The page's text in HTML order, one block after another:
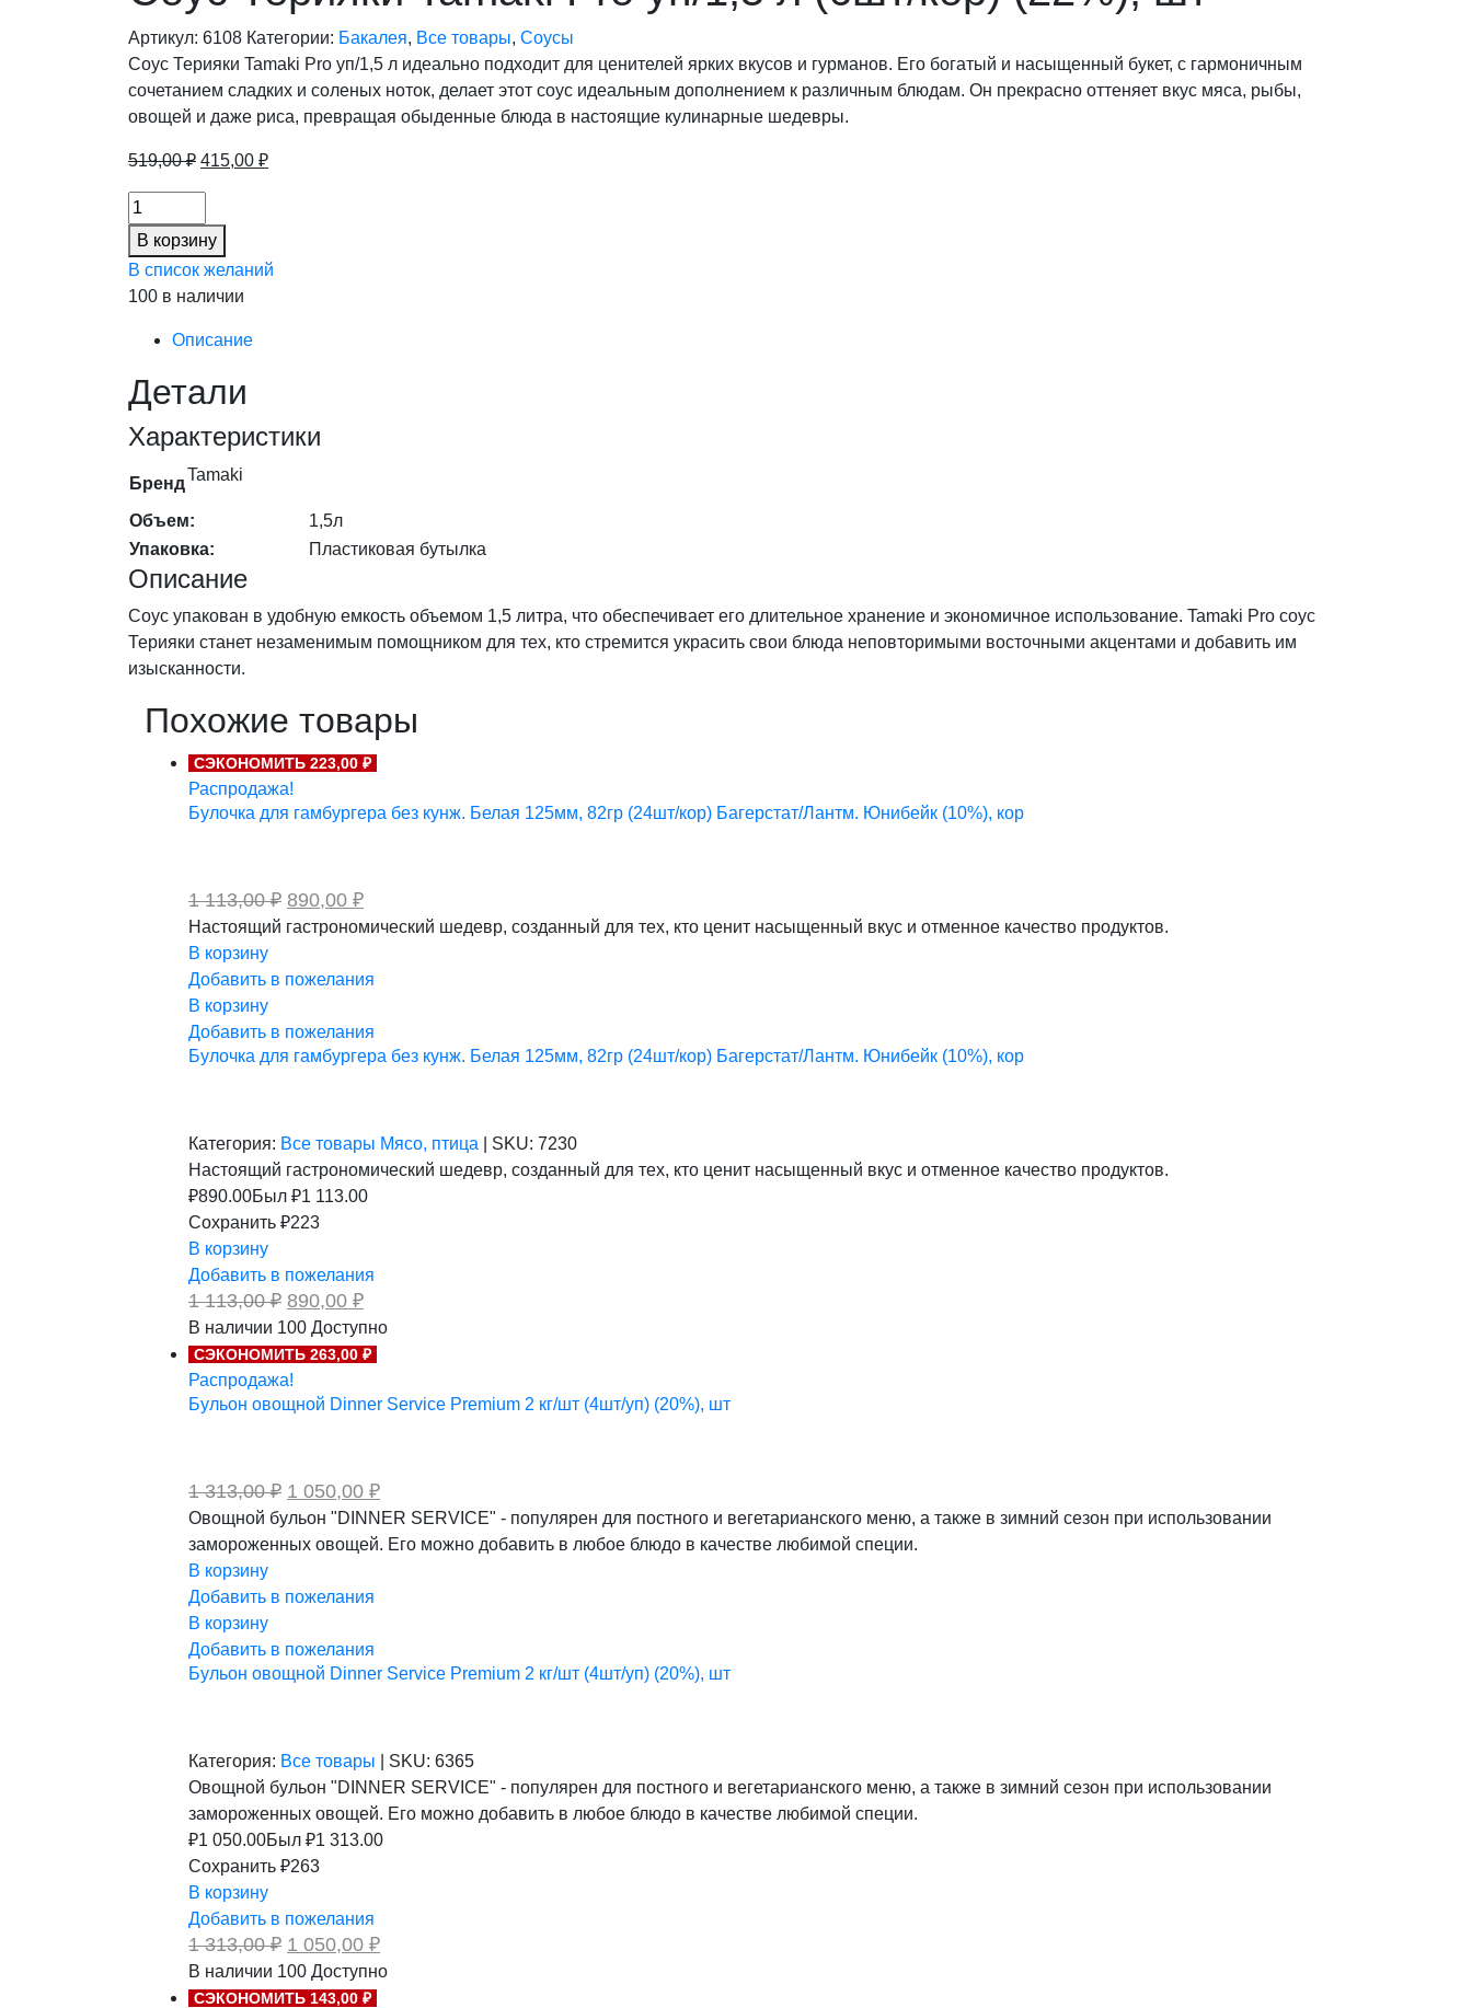
Артикул: 6108 Категории: Бакалея, Все товары, Соусы
Соус Терияки Tamaki Pro уп/1,5 л идеально подходит для ценителей ярких вкусов и гурманов. Его богатый и насыщенный букет, с гармоничным
сочетанием сладких и соленых ноток, делает этот соус идеальным дополнением к различным блюдам. Он прекрасно оттеняет вкус мяса, рыбы,
овощей и даже риса, превращая обыденные блюда в настоящие кулинарные шедевры.
519,00₽ Первоначальная
519,00 ₽.
415,00 ₽Текущая
Соус
Терияки
Tamaki
Pro
уп/1,5
кор)
(22%),
шт
количество
В корзину
В список желаний
100 в наличии
Описание
Детали
Характеристики
БрендTamaki
Объем:
1,5л
Упаковка:
Пластиковая бутылка
Описание
Соус упакован в удобную емкость объемом 1,5 литра, что обеспечивает его длительное хранение и экономичное использование. Tamaki Pro соус
Терияки станет незаменимым помощником для тех, кто стремится украсить свои блюда неповторимыми восточными акцентами и добавить им
изысканности.
Похожие товары
СЭКОНОМИТЬ 223,00 ₽
Распродажа!
Булочка для гамбургера без кунж. Белая 125мм, 82гр (24шт/кор) Багерстат/Лантм. Юнибейк (10%), кор
1 113,00₽ Первоначальная
цена
составляла
113,00 ₽.
890,00 ₽Текущая
цена:
890,00 ₽.
Настоящий гастрономический шедевр, созданный для тех, кто ценит насыщенный вкус и отменное качество продуктов.
В корзину
Добавить в пожелания
В корзину
Добавить в пожелания
Булочка для гамбургера без кунж. Белая 125мм, 82гр (24шт/кор) Багерстат/Лантм. Юнибейк (10%), кор
Категория: Все товары Мясо, птица SKU: 7230
Настоящий гастрономический шедевр, созданный для тех, кто ценит насыщенный вкус и отменное качество продуктов.
₽890.00Был ₽1 113.00
Сохранить ₽223
В корзину
Добавить в пожелания
1 113,00₽ Первоначальная
цена
составляла
1
113,00 ₽.
890,00 ₽Текущая
цена:
890,00 ₽.
В наличии 100 Доступно
СЭКОНОМИТЬ 263,00 ₽
Распродажа!
Бульон овощной Dinner Service Premium 2 кг/шт (4шт/уп) (20%), шт
1 313,00₽ Первоначальная
цена
составляла
1
1 050,00 ₽Текущая
цена:
1
050,00 ₽.
Овощной бульон "DINNER SERVICE" - популярен для постного и вегетарианского меню, а также в зимний сезон при использовании
замороженных овощей. Его можно добавить в любое блюдо в качестве любимой специи.
В корзину
Добавить в пожелания
В корзину
Добавить в пожелания
Бульон овощной Dinner Service Premium 2 кг/шт (4шт/уп) (20%), шт
Категория: Все товары SKU: 6365
Овощной бульон "DINNER SERVICE" - популярен для постного и вегетарианского меню, а также в зимний сезон при использовании
замороженных овощей. Его можно добавить в любое блюдо в качестве любимой специи.
₽1 050.00Был ₽1 313.00
Сохранить ₽263
В корзину
Добавить в пожелания
1 313,00₽ Первоначальная
цена
составляла
1
1 050,00 ₽Текущая
цена:
1
В наличии 100 Доступно
СЭКОНОМИТЬ 143,00 ₽